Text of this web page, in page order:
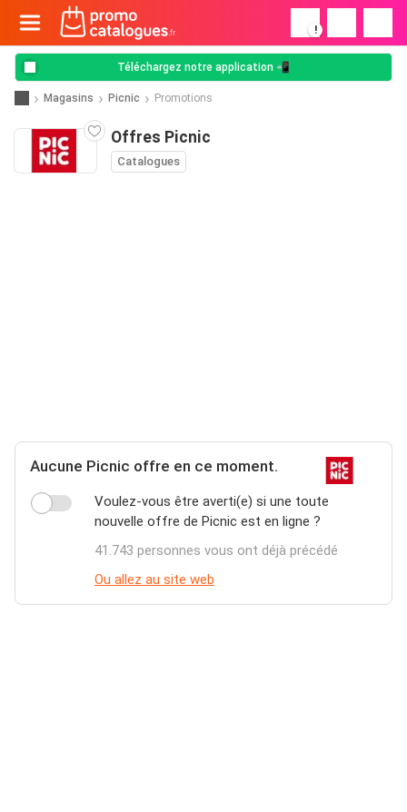
!
Téléchargez notre application 📲
Magasins Picnic Promotions
Offres Picnic
Catalogues
Aucune Picnic offre en ce moment.
Voulez-vous être averti(e) si une toute
nouvelle offre de Picnic est en ligne ?
41.743 personnes vous ont déjà précédé
Ou allez au site web